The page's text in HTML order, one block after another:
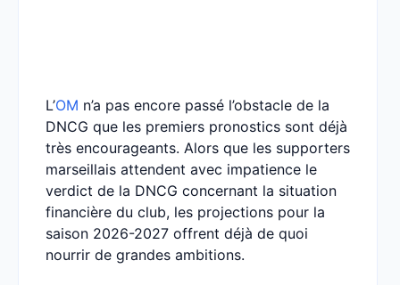
L’OM n’a pas encore passé l’obstacle de la
DNCG que les premiers pronostics sont déjà
très encourageants. Alors que les supporters
marseillais attendent avec impatience le
verdict de la DNCG concernant la situation
financière du club, les projections pour la
saison 2026-2027 offrent déjà de quoi
nourrir de grandes ambitions.